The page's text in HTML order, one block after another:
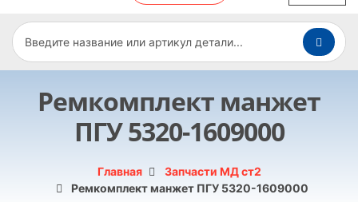
Ремкомплект манжет
ПГУ 5320-1609000
Главная
Запчасти МД ст2
Ремкомплект манжет ПГУ 5320-1609000